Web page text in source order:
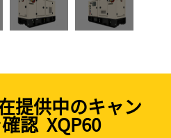
提供中のキャン
認 XQP60